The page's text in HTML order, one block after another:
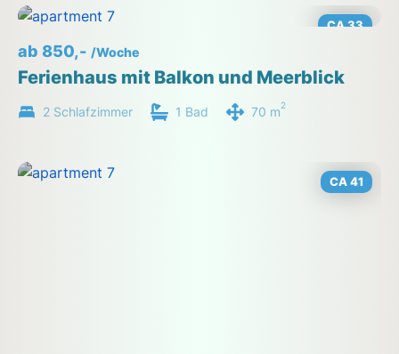
CA 33
ab 850,- /Woche
Ferienhaus mit Balkon und Meerblick
2 Schlafzimmer 1 Bad 70 m2
CA 41